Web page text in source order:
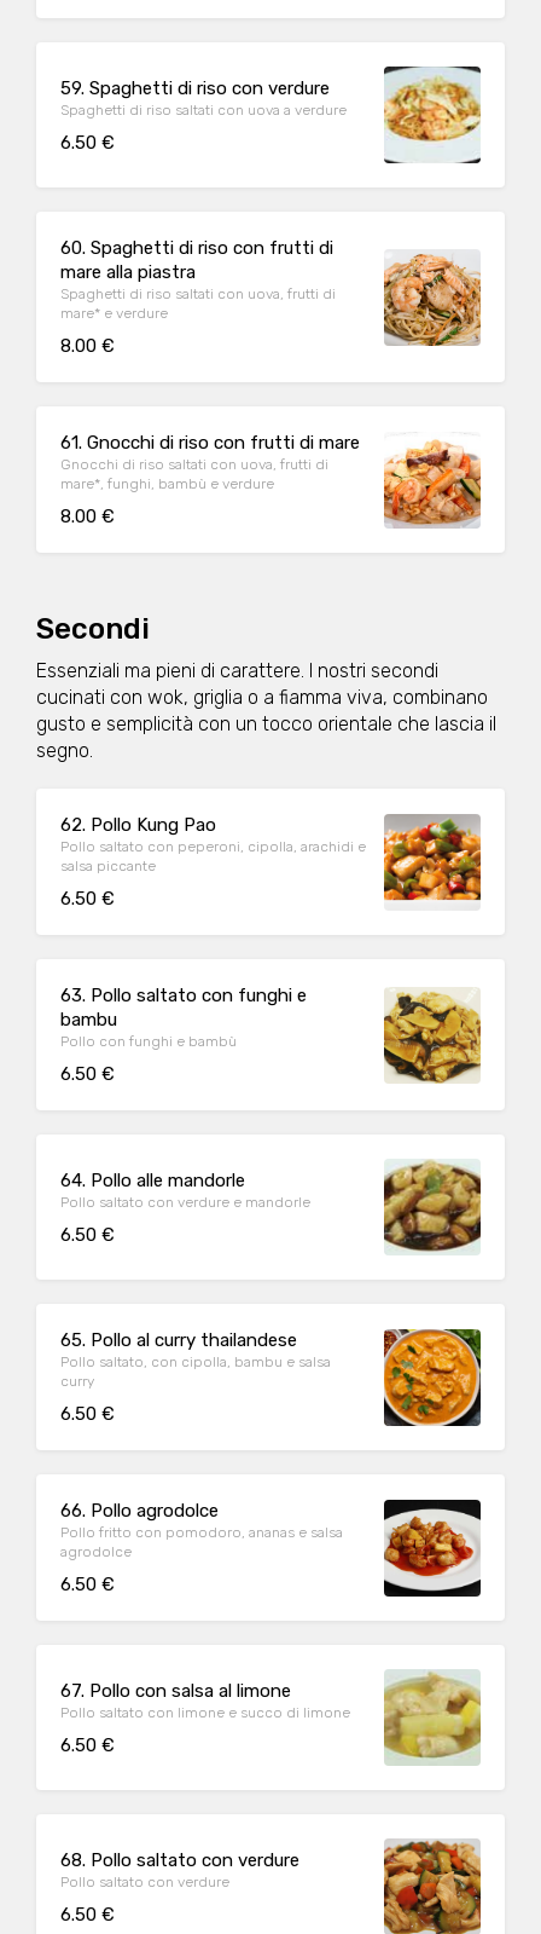
59. Spaghetti di riso con verdure
Spaghetti di riso saltati con uova a verdure
6.50 €
60. Spaghetti di riso con frutti di
mare alla piastra
Spaghetti di riso saltati con uova, frutti di
mare* e verdure
8.00 €
61. Gnocchi di riso con frutti di mare
Gnocchi di riso saltati con uova, frutti di
mare*, funghi, bambù e verdure
8.00 €
Secondi
Essenziali ma pieni di carattere. I nostri secondi
cucinati con wok, griglia o a fiamma viva, combinano
gusto e semplicità con un tocco orientale che lascia il
segno.
62. Pollo Kung Pao
Pollo saltato con peperoni, cipolla, arachidi e
salsa piccante
6.50 €
63. Pollo saltato con funghi e
bambu
Pollo con funghi e bambù
6.50 €
64. Pollo alle mandorle
Pollo saltato con verdure e mandorle
6.50 €
65. Pollo al curry thailandese
Pollo saltato, con cipolla, bambu e salsa
curry
6.50 €
66. Pollo agrodolce
Pollo fritto con pomodoro, ananas e salsa
agrodolce
6.50 €
67. Pollo con salsa al limone
Pollo saltato con limone e succo di limone
6.50 €
68. Pollo saltato con verdure
Pollo saltato con verdure
6.50 €